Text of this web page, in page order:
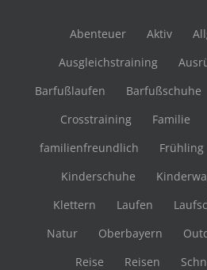
Abenteuer Aktiv
Ausgleichstraining
Barfußlaufen
Barfußschuhe
Crosstraining
Familie
familienfreundlich
Frühling
Kinderschuhe
Klettern
Laufen
Natur
Oberbayern
Reise
Reisen